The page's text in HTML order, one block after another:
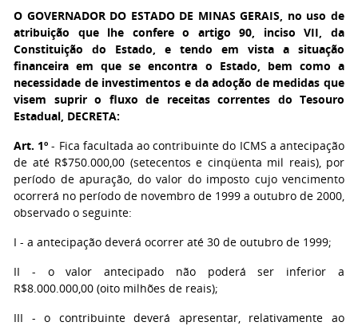
O GOVERNADOR DO ESTADO DE MINAS GERAIS, no uso de
atribuição que lhe confere o artigo 90, inciso VII, da
Constituição do Estado, e tendo em vista a situação
financeira em que se encontra o Estado, bem como a
necessidade de investimentos e da adoção de medidas que
visem suprir o fluxo de receitas correntes do Tesouro
Estadual, DECRETA:
Art. 1º - Fica facultada ao contribuinte do ICMS a antecipação
de até R$750.000,00 (setecentos e cinqüenta mil reais), por
período de apuração, do valor do imposto cujo vencimento
ocorrerá no período de novembro de 1999 a outubro de 2000,
observado o seguinte:
I - a antecipação deverá ocorrer até 30 de outubro de 1999;
II - o valor antecipado não poderá ser inferior a
R$8.000.000,00 (oito milhões de reais);
III - o contribuinte deverá apresentar, relativamente ao